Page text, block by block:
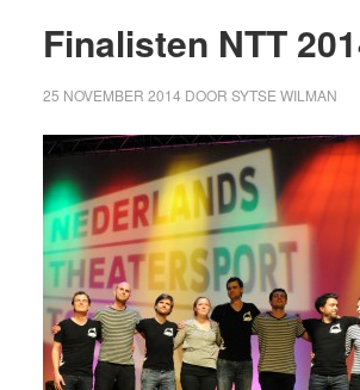
Finalisten NTT
25 NOVEMBER 2014 DOOR SYTSE WILMAN